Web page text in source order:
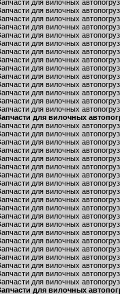
для вилочных
для вилочных
для вилочных
для вилочных
для вилочных
для вилочных
для вилочных
для вилочных
для вилочных
для вилочных
для вилочных
для вилочных
для вилочных
для вилочных
для вилочных
для вилочных
для вилочных
для вилочных
для вилочных
для вилочных
для вилочных
для вилочных
для вилочных
для вилочных
для вилочных
для вилочных
для вилочных
для вилочных
для вилочных
для вилочных
для вилочных
для вилочных
для вилочных
для вилочных
для вилочных
для вилочных